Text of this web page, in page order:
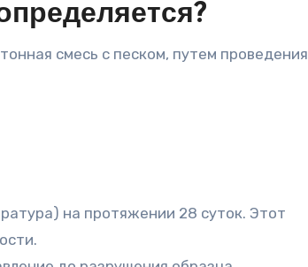
смесь с песком, путем проведения
на протяжении 28 суток. Этот